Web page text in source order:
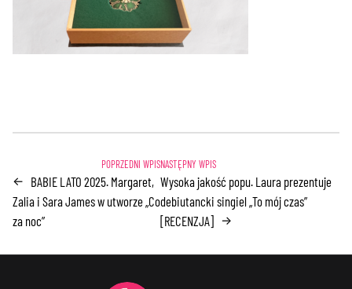
← BABIE LATO 2025. Margaret,
Zalia i Sara James w utworze „Co
za noc”
Wysoka jakość popu. Laura prezentuje
debiutancki singiel „To mój czas”
[RECENZJA] →